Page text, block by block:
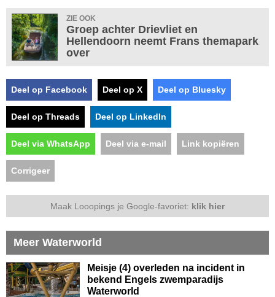
ZIE OOK
Groep achter Drievliet en
Hellendoorn neemt Frans themapark
over
Deel op Facebook Deel op X Deel op Bluesky
Deel op Threads Deel op LinkedIn
Deel via WhatsApp Deel via e-mail Link kopiëren
Corrigeer
Maak Looopings je Google-favoriet: klik hier
Meer Waterworld
Meisje (4) overleden na incident in
bekend Engels zwemparadijs
Waterworld